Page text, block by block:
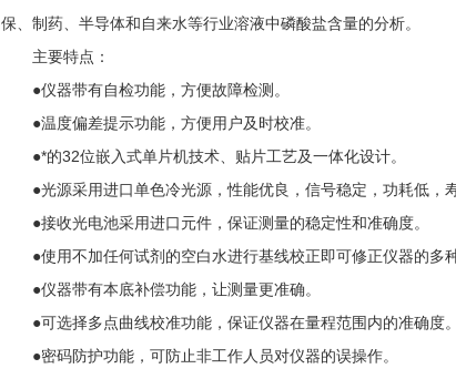
保、制药、半导体和自来水等行业溶液中磷酸盐含量的分析。
主要特点：
●仪器带有自检功能，方便故障检测。
●温度偏差提示功能，方便用户及时校准。
●*的32位嵌入式单片机技术、贴片工艺及一体化设计。
●光源采用进口单色冷光源，性能优良，信号稳定，功耗低，寿
●接收光电池采用进口元件，保证测量的稳定性和准确度。
●使用不加任何试剂的空白水进行基线校正即可修正仪器的多种
●仪器带有本底补偿功能，让测量更准确。
●可选择多点曲线校准功能，保证仪器在量程范围内的准确度。
●密码防护功能，可防止非工作人员对仪器的误操作。